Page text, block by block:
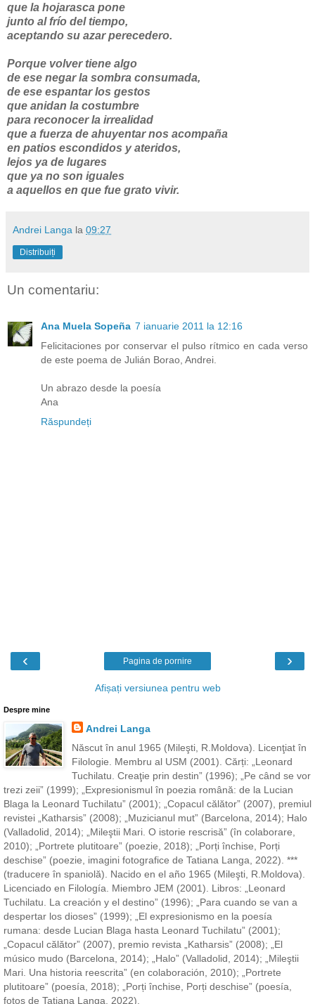
que la hojarasca pone
junto al frío del tiempo,
aceptando su azar perecedero.
Porque volver tiene algo
de ese negar la sombra consumada,
de ese espantar los gestos
que anidan la costumbre
para reconocer la irrealidad
que a fuerza de ahuyentar nos acompaña
en patios escondidos y ateridos,
lejos ya de lugares
que ya no son iguales
a aquellos en que fue grato vivir.
Andrei Langa la 09:27
Distribuiți
Un comentariu:
Ana Muela Sopeña 7 ianuarie 2011 la 12:16
Felicitaciones por conservar el pulso rítmico en cada verso
de este poema de Julián Borao, Andrei.
Un abrazo desde la poesía
Ana
Răspundeți
‹ ›
Pagina de pornire
Afișați versiunea pentru web
Despre mine
Andrei Langa
Născut în anul 1965 (Mileşti, R.Moldova). Licenţiat în
Filologie. Membru al USM (2001). Cărți: „Leonard
Tuchilatu. Creaţie prin destin” (1996); „Pe când se vor
trezi zeii” (1999); „Expresionismul în poezia română: de la Lucian
Blaga la Leonard Tuchilatu” (2001); „Copacul călător” (2007), premiul
revistei „Katharsis” (2008); „Muzicianul mut” (Barcelona, 2014); Halo
(Valladolid, 2014); „Mileştii Mari. O istorie rescrisă” (în colaborare,
2010); „Portrete plutitoare” (poezie, 2018); „Porți închise, Porți
deschise” (poezie, imagini fotografice de Tatiana Langa, 2022). ***
(traducere în spaniolă). Nacido en el año 1965 (Mileşti, R.Moldova).
Licenciado en Filología. Miembro JEM (2001). Libros: „Leonard
Tuchilatu. La creación y el destino” (1996); „Para cuando se van a
despertar los dioses” (1999); „El expresionismo en la poesía
rumana: desde Lucian Blaga hasta Leonard Tuchilatu” (2001);
„Copacul călător” (2007), premio revista „Katharsis” (2008); „El
músico mudo (Barcelona, 2014); „Halo” (Valladolid, 2014); „Mileştii
Mari. Una historia reescrita” (en colaboración, 2010); „Portrete
plutitoare” (poesía, 2018); „Porți închise, Porți deschise” (poesía,
fotos de Tatiana Langa, 2022).